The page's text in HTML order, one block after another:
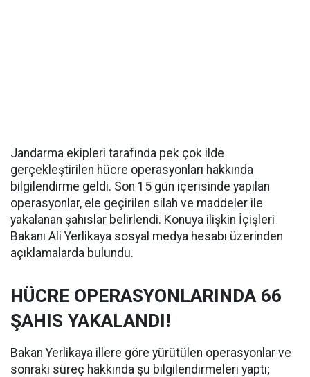
Jandarma ekipleri tarafında pek çok ilde
gerçekleştirilen hücre operasyonları hakkında
bilgilendirme geldi. Son 15 gün içerisinde yapılan
operasyonlar, ele geçirilen silah ve maddeler ile
yakalanan şahıslar belirlendi. Konuya ilişkin İçişleri
Bakanı Ali Yerlikaya sosyal medya hesabı üzerinden
açıklamalarda bulundu.
HÜCRE OPERASYONLARINDA 66
ŞAHIS YAKALANDI!
Bakan Yerlikaya illere göre yürütülen operasyonlar ve
sonraki süreç hakkında şu bilgilendirmeleri yaptı;